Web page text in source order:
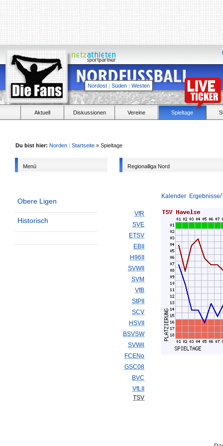
Nordost | Süden | Westen
Aktuell Diskussionen Vereine Spieltage
Du bist hier: Norden | Startseite » Spieltage
Menü
Obere Ligen
Historisch
Regionalliga Nord
Kalender
VfR
SVE
ETSV
EBII
H96II
SVWII
SVM
VfB
StPII
SCV
HSVII
BSVSW
SVWil
FCENo
GSC08
BVC
VfLII
TSV